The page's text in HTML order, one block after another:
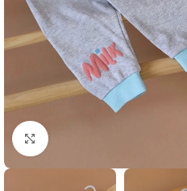
Klikni i zumiraj